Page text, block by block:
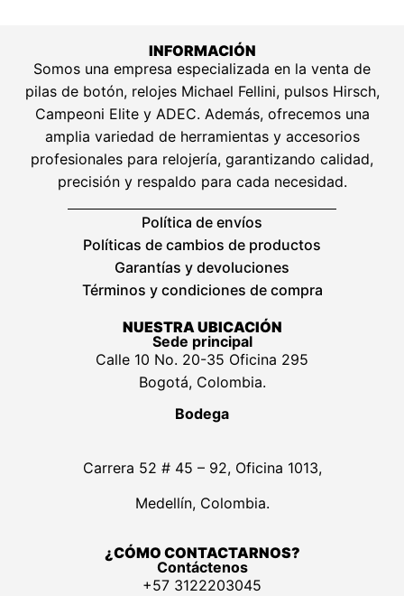
INFORMACIÓN
Somos una empresa especializada en la venta de
pilas de botón, relojes Michael Fellini, pulsos Hirsch,
Campeoni Elite y ADEC. Además, ofrecemos una
amplia variedad de herramientas y accesorios
profesionales para relojería, garantizando calidad,
precisión y respaldo para cada necesidad.
Política de envíos
Políticas de cambios de productos
Garantías y devoluciones
Términos y condiciones de compra
NUESTRA UBICACIÓN
Sede principal
Calle 10 No. 20-35 Oficina 295
Bogotá, Colombia.
Bodega
Carrera 52 # 45 – 92, Oficina 1013,
Medellín, Colombia.
¿CÓMO CONTACTARNOS?
Contáctenos
+57 3122203045